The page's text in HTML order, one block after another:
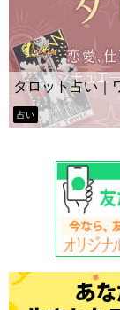
Yes No占い｜無
ー？
タロット占い